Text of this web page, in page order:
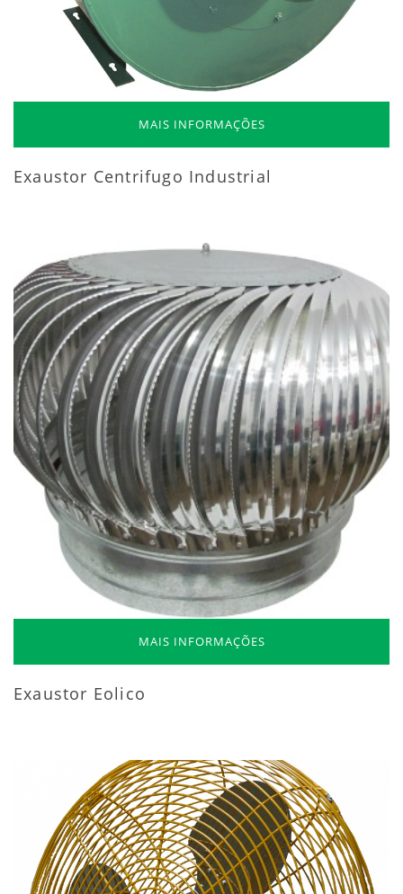
MAIS INFORMAÇÕES
Exaustor Centrifugo Industrial
MAIS INFORMAÇÕES
Exaustor Eolico